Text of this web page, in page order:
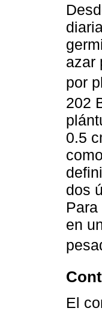
azar
por
202
0.5
dos
en
El